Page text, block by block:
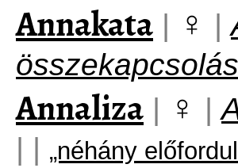
Annakata | ♀ |
Annaliza | ♀ |
| | „néhány